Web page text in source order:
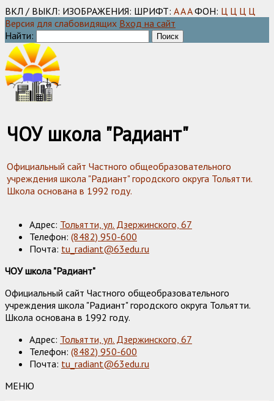
ВКЛ / ВЫКЛ: ИЗОБРАЖЕНИЯ: ШРИФТ: AAA ФОН: Ц Ц Ц Ц
Версия для слабовидящих Вход на сайт
Найти:
ЧОУ школа "Радиант"
Официальный сайт Частного общеобразовательного
учреждения школа "Радиант" городского округа Тольятти.
Школа основана в 1992 году.
Адрес: Тольятти, ул. Дзержинского, 67
Телефон: (8482) 950-600
Почта: tu_radiant@63edu.ru
ЧОУ школа "Радиант"
Официальный сайт Частного общеобразовательного
учреждения школа "Радиант" городского округа Тольятти.
Школа основана в 1992 году.
Адрес: Тольятти, ул. Дзержинского, 67
Телефон: (8482) 950-600
Почта: tu_radiant@63edu.ru
МЕНЮ